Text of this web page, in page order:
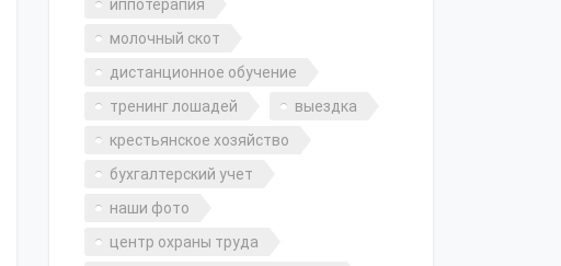
иппотерапия
молочный скот
дистанционное обучение
тренинг лошадей
выездка
крестьянское хозяйство
бухгалтерский учет
наши фото
центр охраны труда